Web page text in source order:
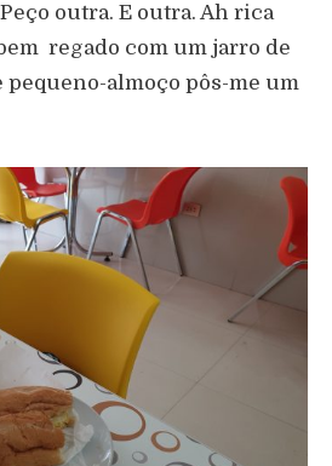
outra. E outra. Ah rica
regado com um jarro de
pequeno-almoço pôs-me um